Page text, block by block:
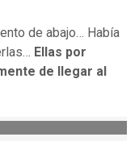
de abajo… Había
Ellas por
de llegar al